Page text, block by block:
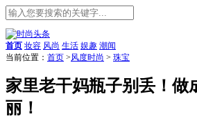
首页 妆容 风尚 生活 娱趣 潮闻
当前位置： 首页 >风度时尚 > 珠宝
家里老干妈瓶子别丢！做
丽！